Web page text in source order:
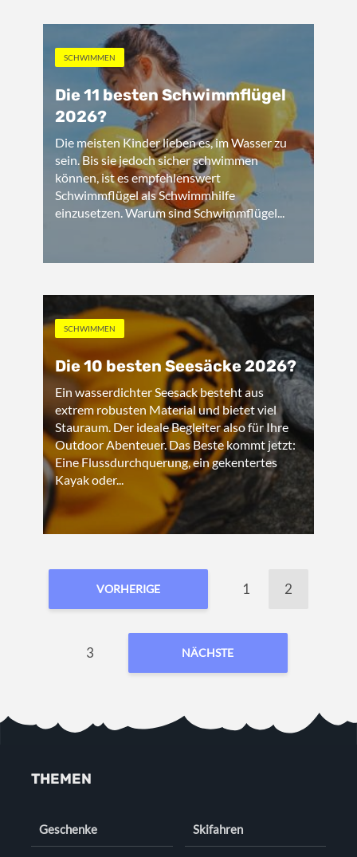
SCHWIMMEN
Die 11 besten Schwimmflügel
2026?
Die meisten Kinder lieben es, im Wasser zu
sein. Bis sie jedoch sicher schwimmen
können, ist es empfehlenswert
Schwimmflügel als Schwimmhilfe
einzusetzen. Warum sind Schwimmflügel...
SCHWIMMEN
Die 10 besten Seesäcke 2026?
Ein wasserdichter Seesack besteht aus
extrem robusten Material und bietet viel
Stauraum. Der ideale Begleiter also für Ihre
Outdoor Abenteuer. Das Beste kommt jetzt:
Eine Flussdurchquerung, ein gekentertes
Kayak oder...
VORHERIGE 1 2
3 NÄCHSTE
THEMEN
Geschenke Skifahren